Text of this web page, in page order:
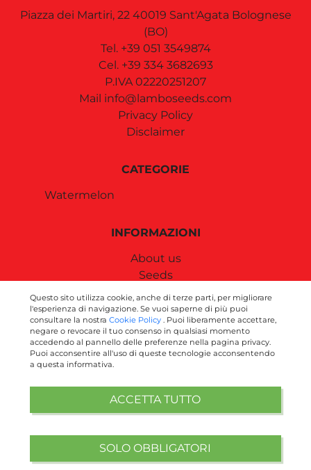
Piazza dei Martiri, 22 40019 Sant'Agata Bolognese
(BO)
Tel. +39 051 3549874
Cel. +39 334 3682693
P.IVA 02220251207
Mail info@lamboseeds.com
Privacy Policy
Disclaimer
CATEGORIE
Watermelon
INFORMAZIONI
About us
Seeds
News
Download
Contact us
SEGUICI SUI SOCIAL
Questo sito utilizza cookie, anche di terze parti, per migliorare
l'esperienza di navigazione. Se vuoi saperne di più puoi
consultare la nostra Cookie Policy . Puoi liberamente accettare,
negare o revocare il tuo consenso in qualsiasi momento
accedendo al pannello delle preferenze nella pagina privacy.
Puoi acconsentire all'uso di queste tecnologie acconsentendo
a questa informativa.
ACCETTA TUTTO
SOLO OBBLIGATORI